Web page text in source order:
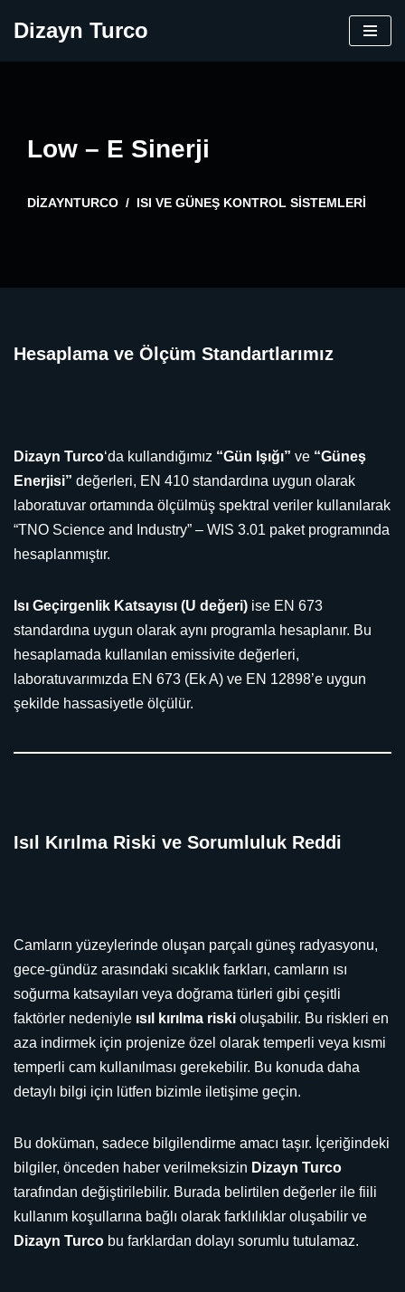
Dizayn Turco
Low – E Sinerji
DIZAYNTURCO ISI VE GÜNEŞ KONTROL SISTEMLERI
Hesaplama ve Ölçüm Standartlarımız
Dizayn Turco‘da kullandığımız “Gün Işığı” ve “Güneş
Enerjisi” değerleri, EN 410 standardına uygun olarak
laboratuvar ortamında ölçülmüş spektral veriler kullanılarak
“TNO Science and Industry” – WIS 3.01 paket programında
hesaplanmıştır.
Isı Geçirgenlik Katsayısı (U değeri) ise EN 673
standardına uygun olarak aynı programla hesaplanır. Bu
hesaplamada kullanılan emissivite değerleri,
laboratuvarımızda EN 673 (Ek A) ve EN 12898’e uygun
şekilde hassasiyetle ölçülür.
Isıl Kırılma Riski ve Sorumluluk Reddi
Camların yüzeylerinde oluşan parçalı güneş radyasyonu,
gece-gündüz arasındaki sıcaklık farkları, camların ısı
soğurma katsayıları veya doğrama türleri gibi çeşitli
faktörler nedeniyle ısıl kırılma riski oluşabilir. Bu riskleri en
aza indirmek için projenize özel olarak temperli veya kısmi
temperli cam kullanılması gerekebilir. Bu konuda daha
detaylı bilgi için lütfen bizimle iletişime geçin.
Bu doküman, sadece bilgilendirme amacı taşır. İçeriğindeki
bilgiler, önceden haber verilmeksizin Dizayn Turco
tarafından değiştirilebilir. Burada belirtilen değerler ile fiili
kullanım koşullarına bağlı olarak farklılıklar oluşabilir ve
Dizayn Turco bu farklardan dolayı sorumlu tutulamaz.